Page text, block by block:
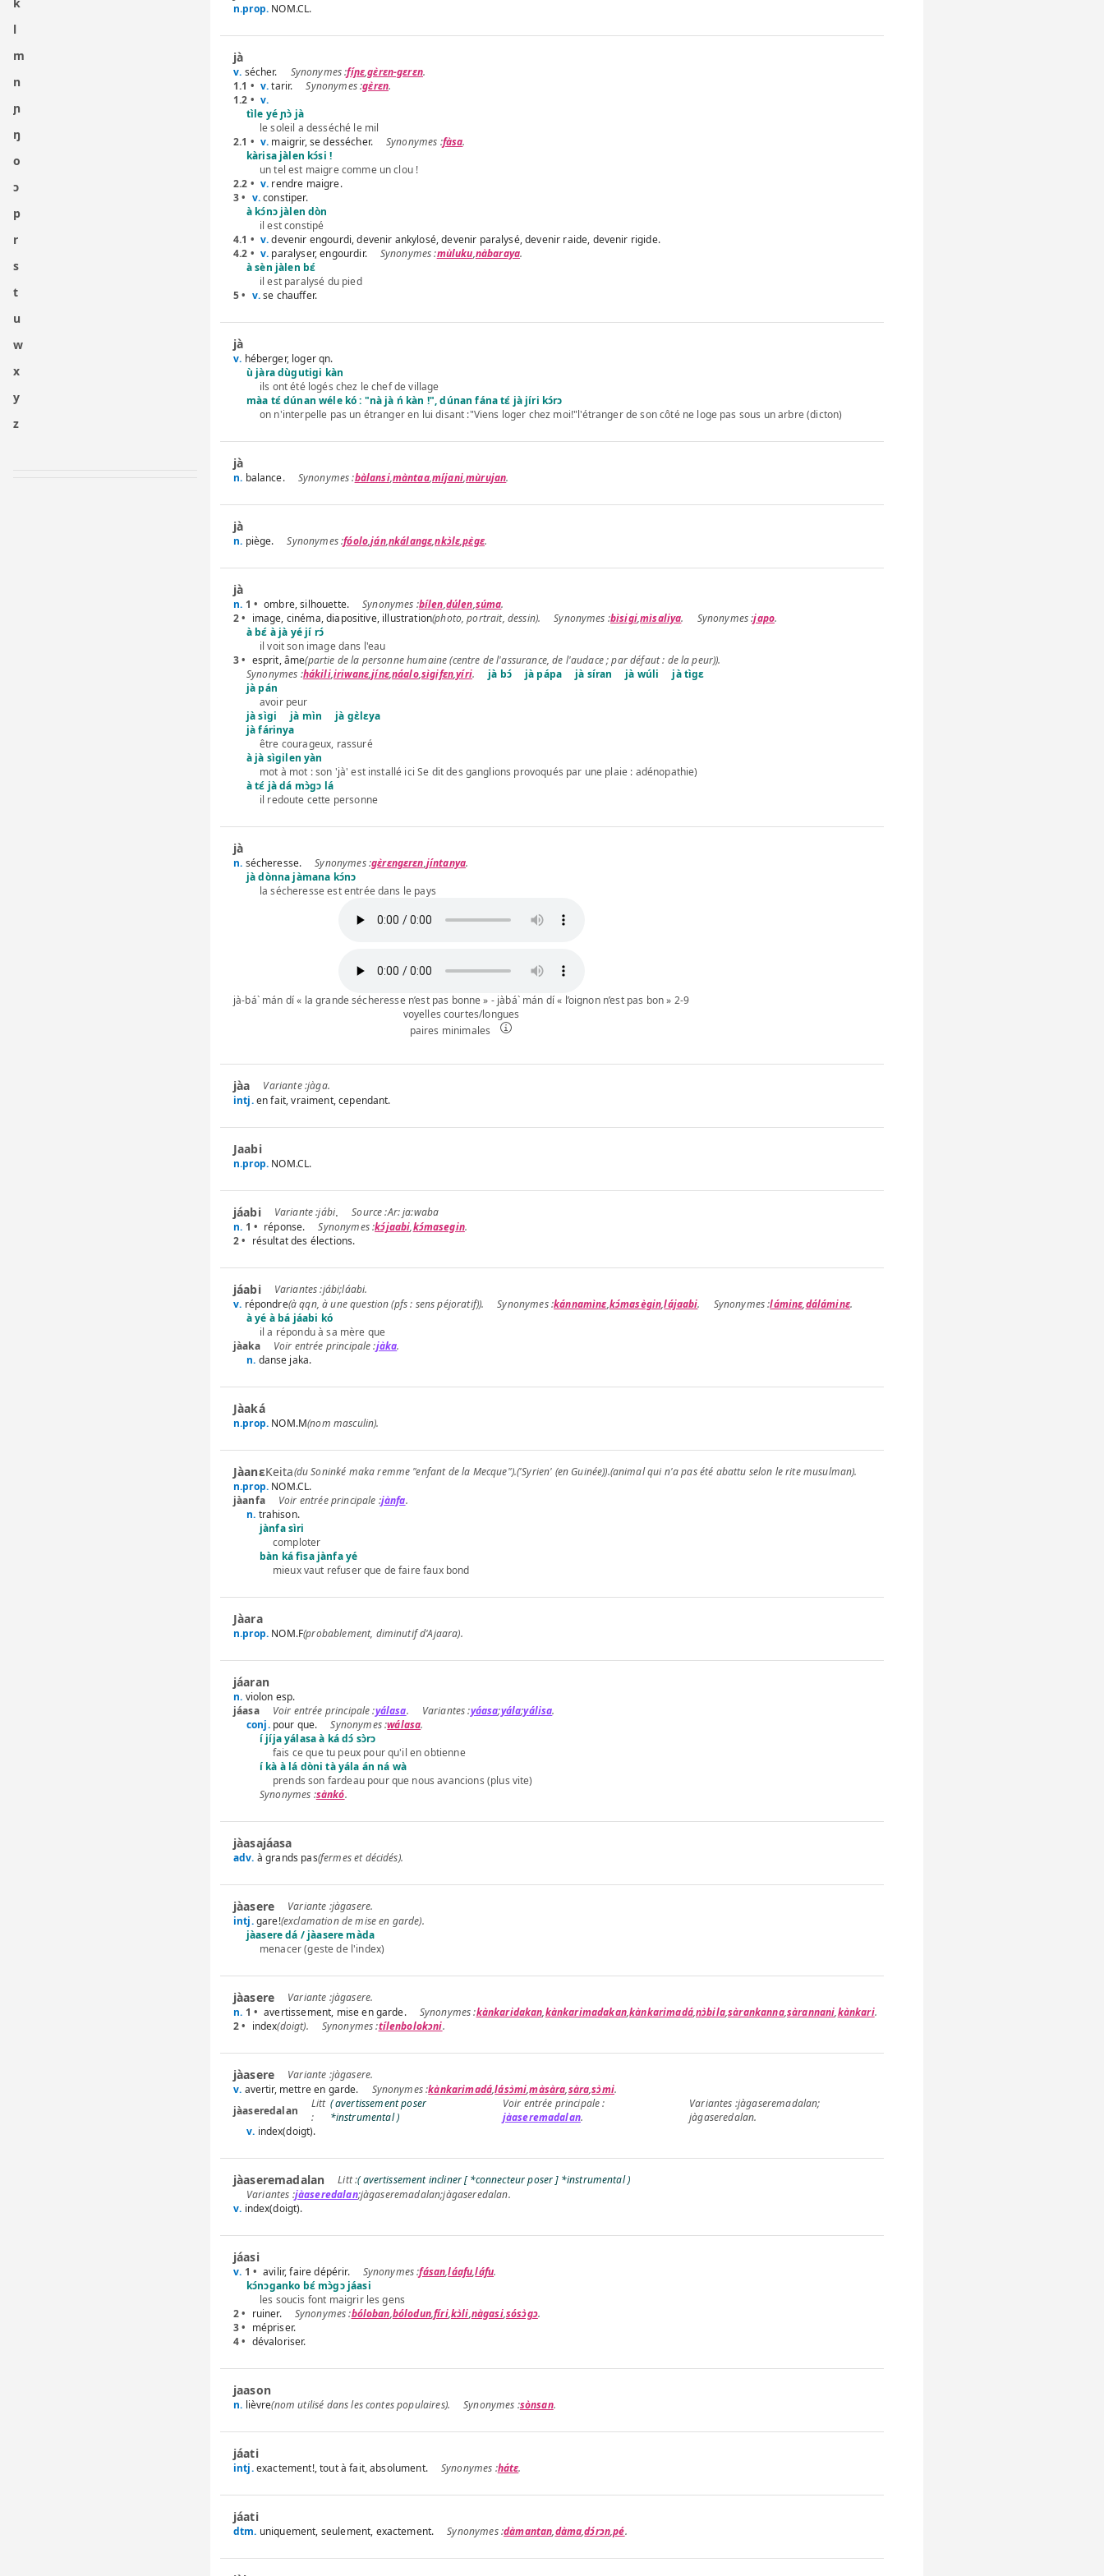
l
m
n
ɲ
ŋ
o
ɔ
p
r
s
t
u
w
x
y
z
n.prop. NOM.CL.
jà
v. sécher. fíɲɛ,gɛ̀rɛn-gɛrɛn.
1.1 • v. tarir. gɛ̀rɛn.
1.2 • v.
tìle yé ɲɔ̀ jà
le soleil a desséché le mil
2.1 • v. maigrir, se dessécher. fàsa.
kàrisa jàlen kɔ́si !
un tel est maigre comme un clou !
2.2 • v. rendre maigre.
3 • v.constiper.
à kɔ́nɔ jàlen dòn
il est constipé
4.1 • v. devenir engourdi, devenir ankylosé, devenir paralysé, devenir raide, devenir rigide.
4.2 • v. paralyser, engourdir. mùluku,nàbaraya.
à sèn jàlen bɛ́
il est paralysé du pied
5 • v.se chauffer.
jà
v. héberger, loger qn.
ù jàra dùgutigi kàn
ils ont été logés chez le chef de village
màa tɛ́ dúnan wéle kó : "nà jà ń kàn !", dúnan fána tɛ́ jà jíri kɔ́rɔ
on n'interpelle pas un étranger en lui disant :"Viens loger chez moi!"l'étranger de son côté ne loge pas sous un arbre (dicton)
jà
n. balance. bàlansi,màntaa,míjani,mùrujan.
jà
n. piège. fóolo,ján,nkálangɛ,nkɔ̀lɛ,pɛ̀gɛ.
jà
n. 1 • ombre, silhouette. bílen,dúlen,súma.
2 • image, cinéma, diapositive, illustration(photo, portrait, dessin). bìsigi,mìsaliya. japo.
à bɛ́ à jà yé jí rɔ́
il voit son image dans l'eau
3 • esprit, âme(partie de la personne humaine (centre de l'assurance, de l'audace ; par défaut : de la peur)).
hákili,iriwanɛ,jínɛ,náalo,sìgifɛn,yíri. jà bɔ́ jà pápa jà síran jà wúli
jà tìgɛ
jà pán
avoir peur
jà sìgi
jà mìn
jà gɛ̀lɛya
jà fárinya
être courageux, rassuré
à jà sìgilen yàn
mot à mot : son 'jà' est installé ici Se dit des ganglions provoqués par une plaie : adénopathie)
à tɛ́ jà dá mɔ̀gɔ lá
il redoute cette personne
jà
n. sécheresse. gɛ̀rɛngɛrɛn,jíntanya.
jà dònna jàmana kɔ́nɔ
la sécheresse est entrée dans le pays
jà-bá` mán dí « la grande sécheresse n’est pas bonne » - jàbá` mán dí « l’oignon n’est pas bon » 2-9
voyelles courtes/longues
paires minimales
jàa jàga.
intj.en fait, vraiment, cependant.
Jaabi
n.prop. NOM.CL.
jáabi jábi.
Ar: ja:waba
n. 1 • réponse. kɔ́jaabi,kɔ́masegin.
2 • résultat des élections.
jáabi jábi;láabi.
v. répondre(à qqn, à une question (pfs : sens péjoratif)). kánnamìnɛ,kɔ́masègin,lájaabi. láminɛ,dáláminɛ.
à yé à bá jáabi kó
il a répondu à sa mère que
jàaka
jàka.
n. danse jaka.
Jàaká
n.prop. NOM.M(nom masculin).
JàanɛKeita(du Soninké maka remme "enfant de la Mecque").('Syrien' (en Guinée)).(animal qui n'a pas été abattu selon le rite musulman).
n.prop. NOM.CL.
jàanfa
jànfa.
n. trahison.
jànfa sìri
comploter
bàn ká fìsa jànfa yé
mieux vaut refuser que de faire faux bond
Jàara
n.prop. NOM.F(probablement, diminutif d'Ajaara).
jáaran
n. violon esp.
jáasa
yálasa. yáasa;yála;yálisa.
conj. pour que. wálasa.
í jíja yálasa à ká dɔ́ sɔ̀rɔ
fais ce que tu peux pour qu'il en obtienne
í kà à lá dòni tà yála án ná wà
prends son fardeau pour que nous avancions (plus vite)
sànkó.
jàasajáasa
adv. à grands pas(fermes et décidés).
jàasere jàgasere.
intj.gare!(exclamation de mise en garde).
jàasere dá / jàasere màda
menacer (geste de l'index)
jàasere jàgasere.
n. 1 • avertissement, mise en garde. kànkaridakan,kànkarimadakan,kànkarimadá,nɔ̀bila,sàrankanna,sàrannani,kànkari.
2 • index(doigt). tílenbolokɔni.
jàasere jàgasere.
v. avertir, mettre en garde. kànkarimadá,lásɔ̀mi,màsàra,sàra,sɔ̀mi.
jàaseredalan
( avertissement poser
*instrumental )
jàaseremadalan.
jàgaseremadalan;
jàgaseredalan.
v. index(doigt).
jàaseremadalan
( avertissement incliner [ *connecteur poser ] *instrumental )
jàaseredalan;jàgaseremadalan;jàgaseredalan.
v. index(doigt).
jáasi
v. 1 • avilir, faire dépérir. fásan,láafu,láfu.
kɔ́nɔganko bɛ́ mɔ̀gɔ jáasi
les soucis font maigrir les gens
2 • ruiner. bóloban,bólodun,fíri,kɔ̀li,nàgasi,sósɔ̀gɔ.
3 • mépriser.
4 • dévaloriser.
jaason
n. lièvre(nom utilisé dans les contes populaires). sònsan.
jáati
intj.exactement!, tout à fait, absolument. hátɛ.
jáati
dtm. uniquement, seulement, exactement. dàmantan,dàma,dɔ́rɔn,pé.